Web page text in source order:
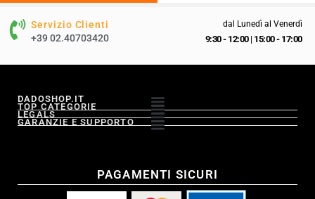
Servizio Clienti
+39 02.40703420
dal Lunedì al Venerdì
9:30 - 12:00| 15:00 - 17:00
DADOSHOP.IT
TOP CATEGORIE
LEGALS
GARANZIE E SUPPORTO
PAGAMENTI SICURI